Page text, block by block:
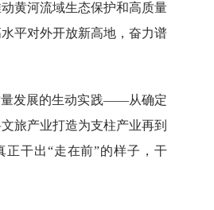
黄河流域生态保护和高质量
平对外开放新高地，奋力谱
量发展的生动实践——从确定
旅产业打造为支柱产业再到
干出“走在前”的样子，干